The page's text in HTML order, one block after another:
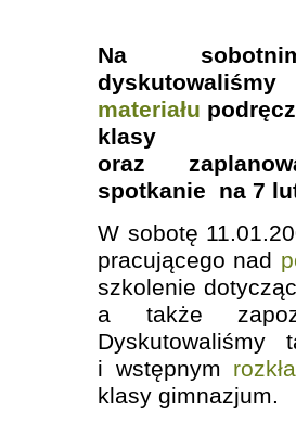
Na
materiału
klasy
oraz
spotkanie na 7
W sobotę
pracującego nad
szkolenie
a także
Dyskutowaliśmy
i wstępnym
klasy gimnazjum.